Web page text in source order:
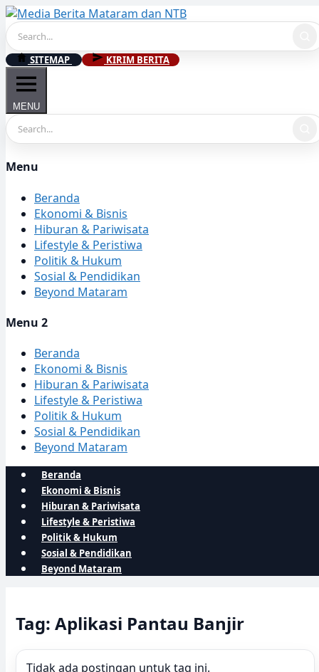
Skip
to
content
SITEMAP KIRIM BERITA
MENU
Menu
Beranda
Ekonomi & Bisnis
Hiburan & Pariwisata
Lifestyle & Peristiwa
Politik & Hukum
Sosial & Pendidikan
Beyond Mataram
Menu 2
Beranda
Ekonomi & Bisnis
Hiburan & Pariwisata
Lifestyle & Peristiwa
Politik & Hukum
Sosial & Pendidikan
Beyond Mataram
Beranda
Ekonomi & Bisnis
Hiburan & Pariwisata
Lifestyle & Peristiwa
Politik & Hukum
Sosial & Pendidikan
Beyond Mataram
Tag: Aplikasi Pantau Banjir
Tidak ada postingan untuk tag ini.